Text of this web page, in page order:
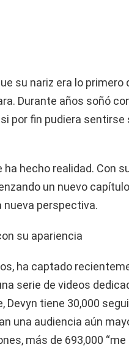
su nariz era lo primero
Durante años soñó
por fin pudiera sentirse
hecho realidad. Con
un nuevo
nueva perspectiva.
su apariencia
ha captado
serie de videos
tiene 30,000
una audiencia aún
más de 693,000 “me